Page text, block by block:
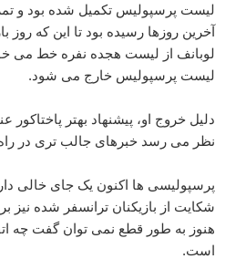
لیست پرسپولیس تکمیل شده بود و
آخرین روزها رسیده بود تا این که روز
لوبانف از لیست هجده نفره خط می
لیست پرسپولیس خارج می شود.
دلیل خروج او، پیشنهاد بهتر پاختاکور
نظر می رسد خبرهای جالب تری در
پرسپولیسی ها اکنون یک جای خالی
شکایت از بازیکنان ترانسفر شده نیز
هنوز به طور قطع نمی توان گفت چه
است.